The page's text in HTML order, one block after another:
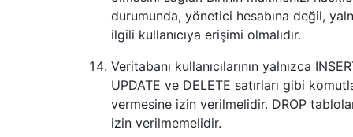
durumunda, yönetici hesabına değil,
ilgili kullanıcıya erişimi olmalıdır.
Veritabanı kullanıcılarının yalnızca
UPDATE ve DELETE satırları gibi
vermesine izin verilmelidir. DROP
izin verilmemelidir.